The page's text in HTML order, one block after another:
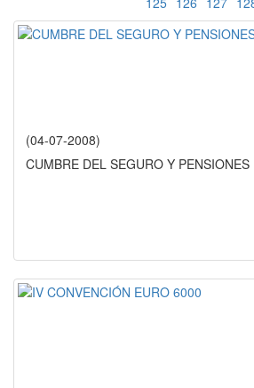
(04-07-2008)
CUMBRE DEL SEGURO Y